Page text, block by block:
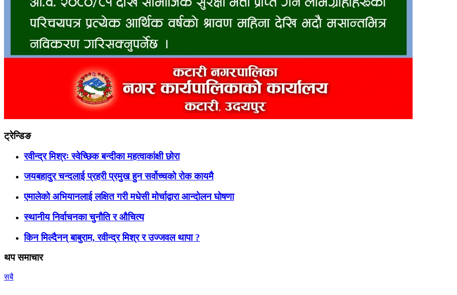
ट्रेन्डिङ
रवीन्द्र मिश्रः स्वेच्छिक बन्दीका महत्वाकांक्षी छोरा
जयबहादुर चन्दलाई प्रहरी प्रमुख हुन सर्वोच्चको रोक कायमै
एमालेको अभियानलाई लक्षित गरी मधेसी मोर्चाद्वारा आन्दोलन घोषणा
स्थानीय निर्वाचनका चुनौति र औचित्य
किन मिल्दैनन् बाबुराम, रवीन्द्र मिश्र र उज्जवल थापा ?
थप समाचार
सबै